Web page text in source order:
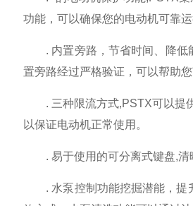
功能，可以确保您的电动机可靠运
. 内置旁路，节省时间、降低能
置旁路经过严格验证，可以帮助
‍. 三种限流方式,PSTX可以提供
以保证电动机正常使用。
. 易于使用的可分离式键盘,清
. 水泵控制功能挖掘潜能，提升